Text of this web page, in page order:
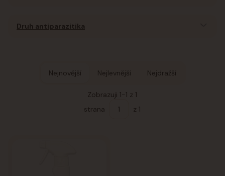
Druh antiparazitika
Nejnovější Nejlevnější Nejdražší
Zobrazuji 1-1 z 1
strana
z 1